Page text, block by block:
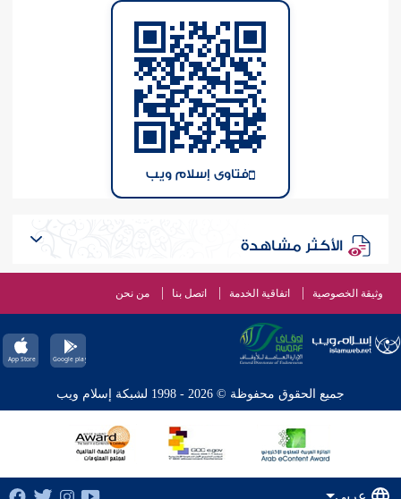
فتاوى إسلام ويب
الأكثر مشاهدة
وثيقة الخصوصية اتفاقية الخدمة اتصل بنا من نحن
جميع الحقوق محفوظة © 2026 - 1998 لشبكة إسلام ويب
عربي